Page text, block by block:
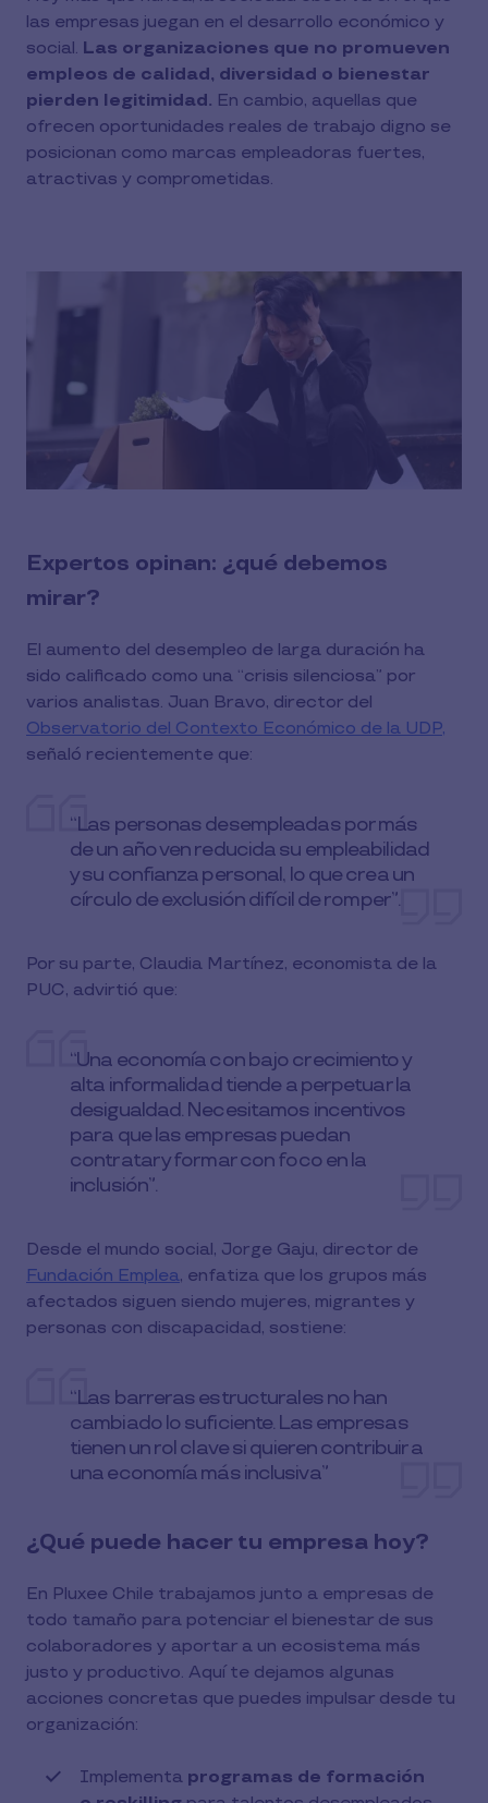
las empresas juegan en el desarrollo económico y
social. Las organizaciones que no promueven
empleos de calidad, diversidad o bienestar
pierden legitimidad. En cambio, aquellas que
ofrecen oportunidades reales de trabajo digno se
posicionan como marcas empleadoras fuertes,
atractivas y comprometidas.
Expertos opinan: ¿qué debemos
mirar?
El aumento del desempleo de larga duración ha
sido calificado como una “crisis silenciosa” por
varios analistas. Juan Bravo, director del
Observatorio del Contexto Económico de la UDP,
señaló recientemente que:
“Las personas desempleadas por más
de un año ven reducida su empleabilidad
y su confianza personal, lo que crea un
círculo de exclusión difícil de romper”.
Por su parte, Claudia Martínez, economista de la
PUC, advirtió que:
“Una economía con bajo crecimiento y
alta informalidad tiende a perpetuar la
desigualdad. Necesitamos incentivos
para que las empresas puedan
contratar y formar con foco en la
inclusión”.
Desde el mundo social, Jorge Gaju, director de
Fundación Emplea, enfatiza que los grupos más
afectados siguen siendo mujeres, migrantes y
personas con discapacidad, sostiene:
“Las barreras estructurales no han
cambiado lo suficiente. Las empresas
tienen un rol clave si quieren contribuir a
una economía más inclusiva”
¿Qué puede hacer tu empresa hoy?
En Pluxee Chile trabajamos junto a empresas de
todo tamaño para potenciar el bienestar de sus
colaboradores y aportar a un ecosistema más
justo y productivo. Aquí te dejamos algunas
acciones concretas que puedes impulsar desde tu
organización:
Implementa programas de formación